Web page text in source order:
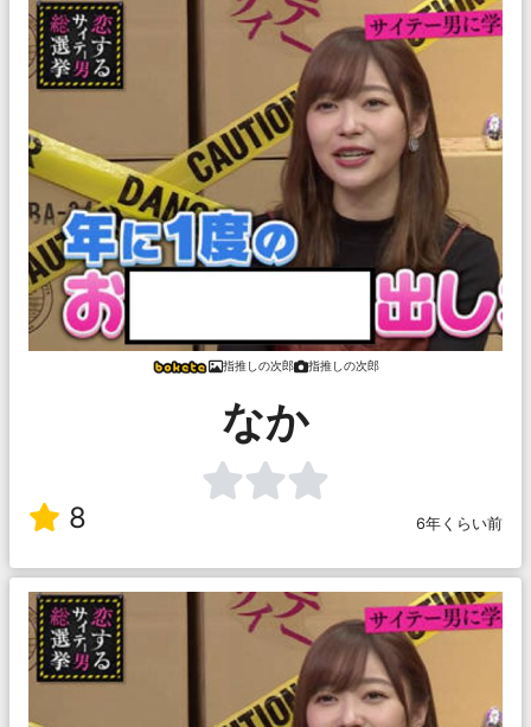
指推しの次郎 指推しの次郎
なか
8 6年くらい前